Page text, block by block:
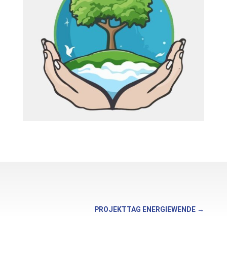
PROJEKTTAG ENERGIEWENDE →